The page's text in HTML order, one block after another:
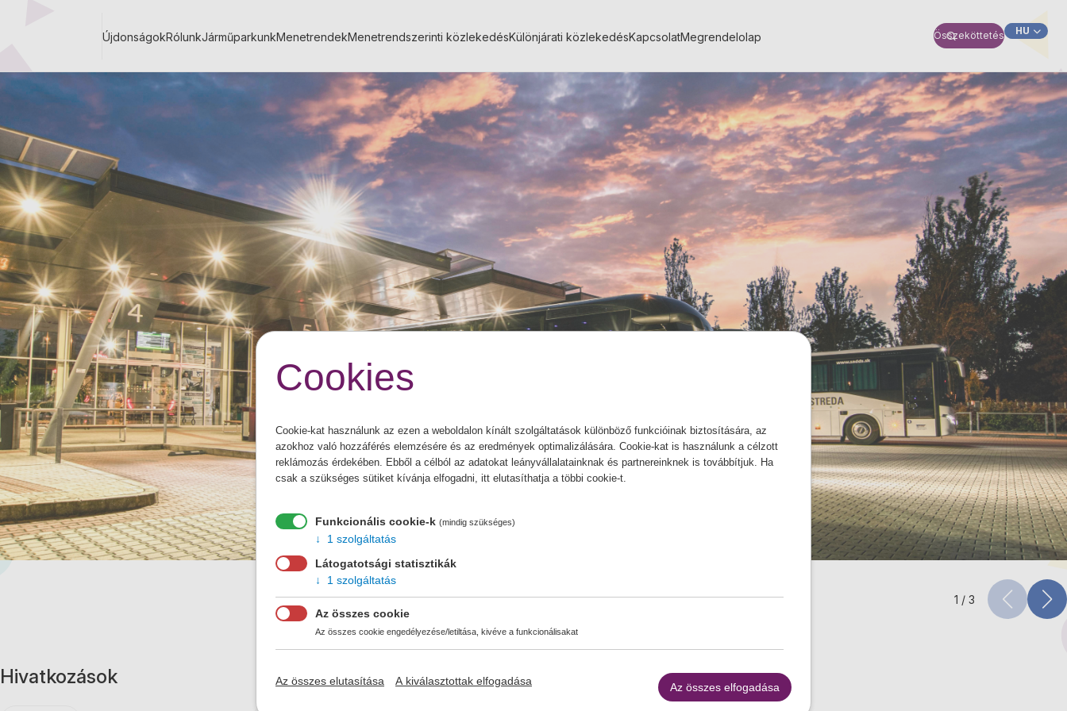
navigation
ÚjdonságokRólunkJárműparkunkMenetrendekMenetrendszerinti közlekedésKülönjárati közlekedésKapcsolatMegrendelolap Összeköttetés
HU
2/3
Újdonságok
2026.06.29
Hivatkozások
Cookies
Cookie-kat használunk az ezen a weboldalon kínált szolgáltatások különböző funkcióinak biztosítására, az
azokhoz való hozzáférés elemzésére és az eredmények optimalizálására. Cookie-kat is használunk a célzott
reklámozás érdekében. Ebből a célból az adatokat leányvállalatainknak és partnereinknek is továbbítjuk. Ha
csak a szükséges sütiket kívánja elfogadni, itt elutasíthatja a többi cookie-t.
Funkcionális cookie-k (mindig szükséges)
1 szolgáltatás
Látogatotsági statisztikák
1 szolgáltatás
Az összes cookie
Az összes cookie engedélyezése/letiltása, kivéve a funkcionálisakat
Az összes elutasítása A kiválasztottak elfogadása Az összes elfogadása